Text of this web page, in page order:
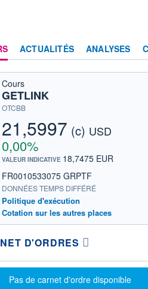
ACTUALITÉS ANALYSES
Cours
GETLINK
OTCBB
21,5997 (c) USD
0,00%
VALEUR INDICATIVE 18,7475 EUR
FR0010533075 GRPTF
DONNÉES TEMPS DIFFÉRÉ
Politique d'exécution
Cotation sur les autres places
D'ORDRES
Message d'information
Pas de carnet d'ordre disponible